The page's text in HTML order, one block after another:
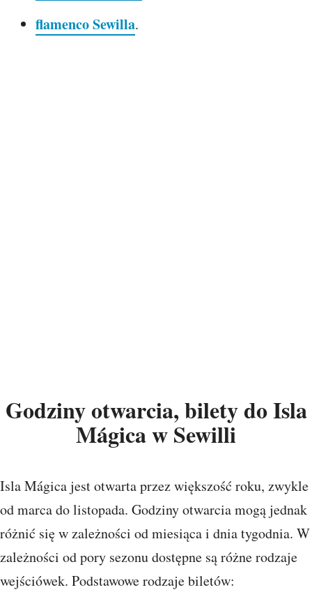
flamenco Sewilla.
Godziny otwarcia, bilety do Isla
Mágica w Sewilli
Isla Mágica jest otwarta przez większość roku, zwykle
od marca do listopada. Godziny otwarcia mogą jednak
różnić się w zależności od miesiąca i dnia tygodnia. W
zależności od pory sezonu dostępne są różne rodzaje
wejściówek. Podstawowe rodzaje biletów: